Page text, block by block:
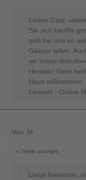
Lieber Gast,
Sie sich hierfür
sich bei uns so
Gästen teilen.
wir intern
Hinweis! Gern
Haus
Lennert - Online
Von: M
Details anzeigen
Liebe Reisende,